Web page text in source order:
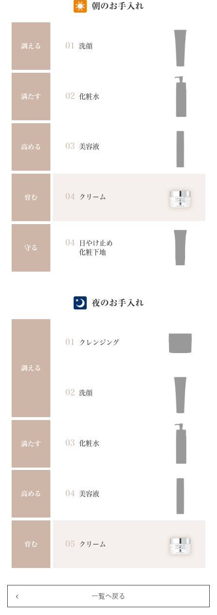
朝のお手入れ
調える 01 洗顔
満たす 02 化粧水
高める 03 美容液
育む 04 クリーム
守る
04
日やけ止め
化粧下地
夜のお手入れ
調える
01 クレンジング
02 洗顔
満たす 03 化粧水
高める 04 美容液
育む 05 クリーム
一覧へ戻る